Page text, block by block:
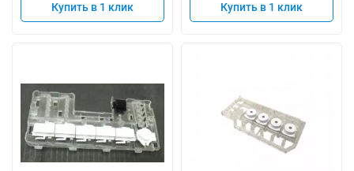
Купить в 1 клик Купить в 1 клик